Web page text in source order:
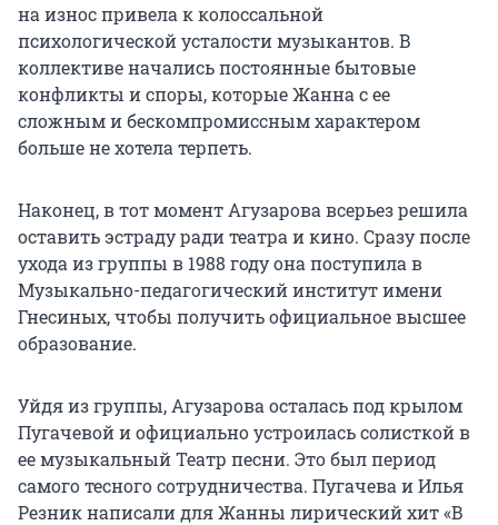
на износ привела к колоссальной
психологической усталости музыкантов. В
коллективе начались постоянные бытовые
конфликты и споры, которые Жанна с ее
сложным и бескомпромиссным характером
больше не хотела терпеть.
Наконец, в тот момент Агузарова всерьез решила
оставить эстраду ради театра и кино. Сразу после
ухода из группы в 1988 году она поступила в
Музыкально-педагогический институт имени
Гнесиных, чтобы получить официальное высшее
образование.
Уйдя из группы, Агузарова осталась под крылом
Пугачевой и официально устроилась солисткой в
ее музыкальный Театр песни. Это был период
самого тесного сотрудничества. Пугачева и Илья
Резник написали для Жанны лирический хит «В